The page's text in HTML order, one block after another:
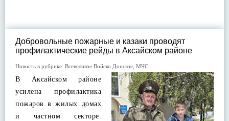
Добровольные пожарные и казаки проводят
профилактические рейды в Аксайском районе
Новость в рубрике: Всевеликое Войско Донское МЧС
В Аксайском районе
усилена профилактика
пожаров в жилых домах
и частном секторе.